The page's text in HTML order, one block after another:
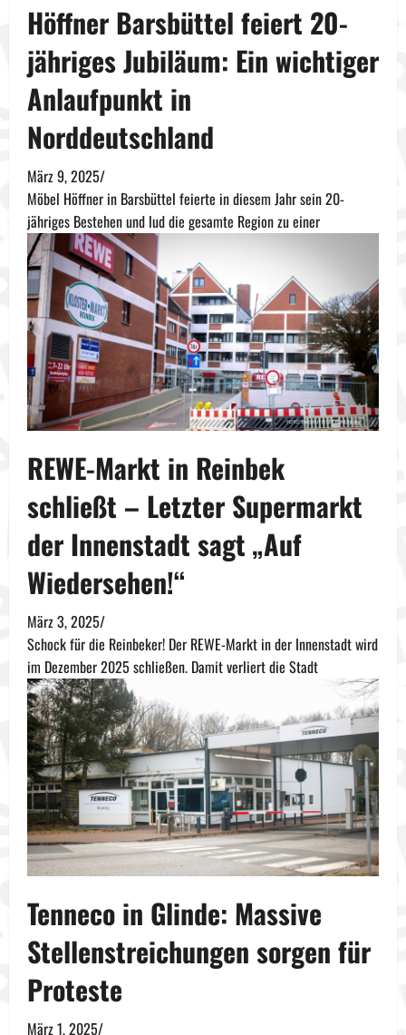
Höffner Barsbüttel feiert 20-
jähriges Jubiläum: Ein wichtiger
Anlaufpunkt in
Norddeutschland
März 9, 2025/
Möbel Höffner in Barsbüttel feierte in diesem Jahr sein 20-
jähriges Bestehen und lud die gesamte Region zu einer
REWE-Markt in Reinbek
schließt – Letzter Supermarkt
der Innenstadt sagt „Auf
Wiedersehen!“
März 3, 2025/
Schock für die Reinbeker! Der REWE-Markt in der Innenstadt wird
im Dezember 2025 schließen. Damit verliert die Stadt
Tenneco in Glinde: Massive
Stellenstreichungen sorgen für
Proteste
März 1, 2025/